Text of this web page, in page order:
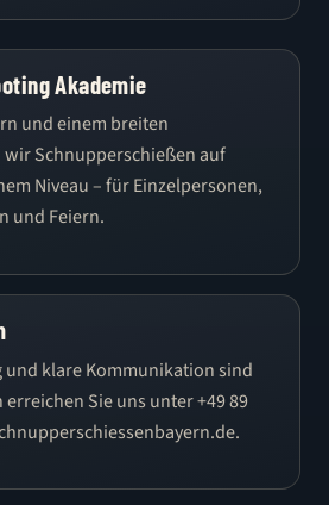
Akademie
und einem breiten
Schnupperschießen auf
Niveau – für Einzelpersonen,
und Feiern.
und klare Kommunikation sind
Sie uns unter +49 89